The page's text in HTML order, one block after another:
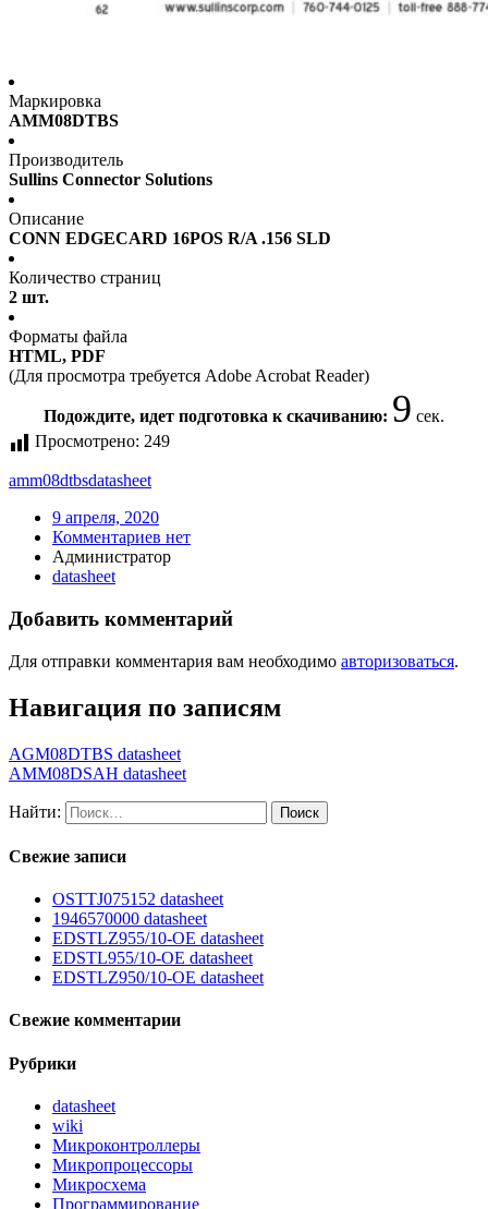
Маркировка
AMM08DTBS
Производитель
Sullins Connector Solutions
Описание
CONN EDGECARD 16POS R/A .156 SLD
Количество страниц
2 шт.
Форматы файла
HTML, PDF
(Для просмотра требуется Adobe Acrobat Reader)
Подождите, идет подготовка к скачиванию: 9 сек.
Просмотрено: 249
amm08dtbsdatasheet
9 апреля, 2020
Комментариев нет
Администратор
datasheet
Добавить комментарий
Для отправки комментария вам необходимо авторизоваться.
Навигация по записям
AGM08DTBS datasheet
AMM08DSAH datasheet
Найти:
Свежие записи
OSTTJ075152 datasheet
1946570000 datasheet
EDSTLZ955/10-OE datasheet
EDSTL955/10-OE datasheet
EDSTLZ950/10-OE datasheet
Свежие комментарии
Рубрики
datasheet
wiki
Микроконтроллеры
Микропроцессоры
Микросхема
Программирование